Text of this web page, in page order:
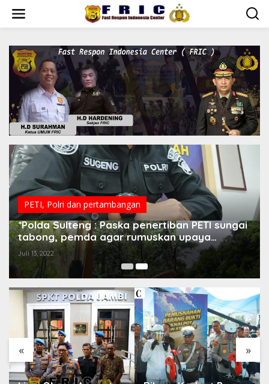
konten
PETI, Polri dan pertambangan
*Polda Sulteng : Paska penertiban PETI sungai
tabong, pemda agar rumuskan upaya
pencegahan*
Juli 13, 2022
« »